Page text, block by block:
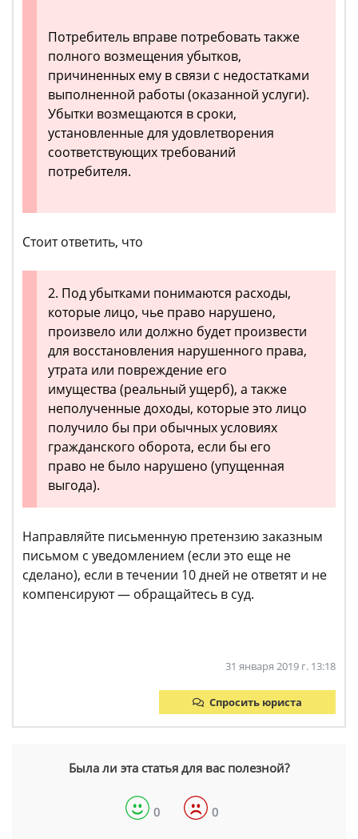
Потребитель вправе потребовать также
полного возмещения убытков,
причиненных ему в связи с недостатками
выполненной работы (оказанной услуги).
Убытки возмещаются в сроки,
установленные для удовлетворения
соответствующих требований
потребителя.
Стоит ответить, что
2. Под убытками понимаются расходы,
которые лицо, чье право нарушено,
произвело или должно будет произвести
для восстановления нарушенного права,
утрата или повреждение его
имущества (реальный ущерб), а также
неполученные доходы, которые это лицо
получило бы при обычных условиях
гражданского оборота, если бы его
право не было нарушено (упущенная
выгода).
Направляйте письменную претензию заказным
письмом с уведомлением (если это еще не
сделано), если в течении 10 дней не ответят и не
компенсируют — обращайтесь в суд.
31 января 2019 г. 13:18
Спросить юриста
Была ли эта статья для вас полезной?
0 0